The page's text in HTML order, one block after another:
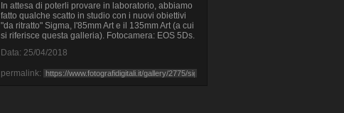
In attesa di poterli provare in laboratorio, abbiamo
fatto qualche scatto in studio con i nuovi obiettivi
"da ritratto" Sigma, l'85mm Art e il 135mm Art (a cui
si riferisce questa galleria). Fotocamera: EOS 5Ds.
Data: 25/04/2018
permalink: